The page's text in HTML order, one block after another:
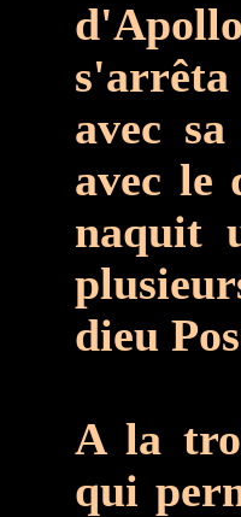
s'arrêta
avec
avec le
naquit
dieu
A la
qui